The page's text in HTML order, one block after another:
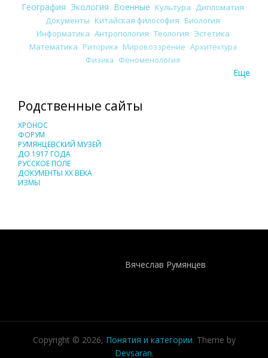
География Экология Военные Культура
Дипломатия
Документы Китайская философия Биология
Информатика Антропология Теология Эстетика
Математика Риторика Мировоззрение Архитектура
Физика Феноменология
Еще
Родственные сайты
ХРОНОС
ФОРУМ
РУМЯНЦЕВСКИЙ МУЗЕЙ
ДО 1917 ГОДА
РУССКОЕ ПОЛЕ
ДОКУМЕНТЫ XX ВЕКА
ИЗМЫ
Вячеслав Румянцев
Copyright © 2026, Понятия и категории. Theme by
Devsaran.